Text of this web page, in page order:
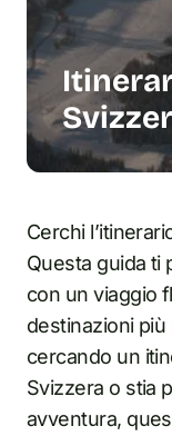
Cerchi
Questa guida ti
con un viaggio
destinazioni
cercando un
Svizzera o stia
avventura,